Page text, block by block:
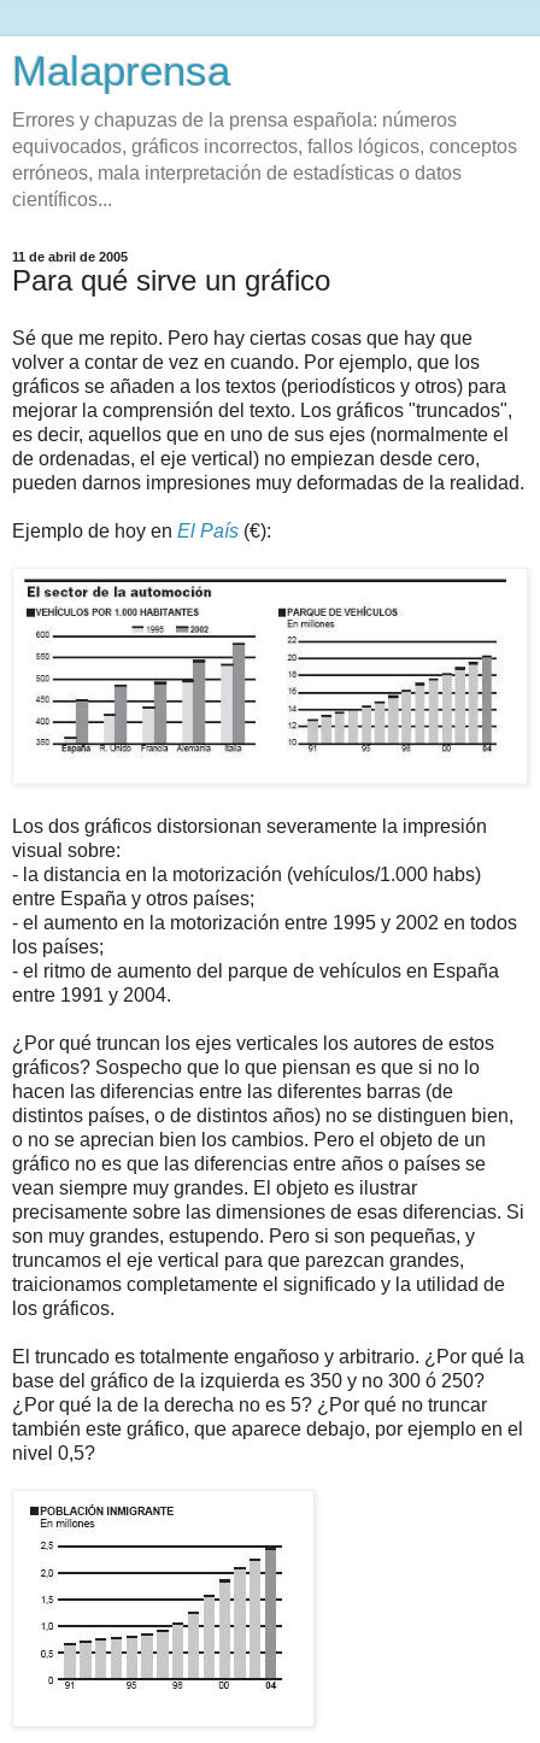
Malaprensa
Errores y chapuzas de la prensa española: números
equivocados, gráficos incorrectos, fallos lógicos, conceptos
erróneos, mala interpretación de estadísticas o datos
científicos...
11 de abril de 2005
Para qué sirve un gráfico
Sé que me repito. Pero hay ciertas cosas que hay que
volver a contar de vez en cuando. Por ejemplo, que los
gráficos se añaden a los textos (periodísticos y otros) para
mejorar la comprensión del texto. Los gráficos "truncados",
es decir, aquellos que en uno de sus ejes (normalmente el
de ordenadas, el eje vertical) no empiezan desde cero,
pueden darnos impresiones muy deformadas de la realidad.
Ejemplo de hoy en El País (€):
Los dos gráficos distorsionan severamente la impresión
visual sobre:
- la distancia en la motorización (vehículos/1.000 habs)
entre España y otros países;
- el aumento en la motorización entre 1995 y 2002 en todos
los países;
- el ritmo de aumento del parque de vehículos en España
entre 1991 y 2004.
¿Por qué truncan los ejes verticales los autores de estos
gráficos? Sospecho que lo que piensan es que si no lo
hacen las diferencias entre las diferentes barras (de
distintos países, o de distintos años) no se distinguen bien,
o no se aprecian bien los cambios. Pero el objeto de un
gráfico no es que las diferencias entre años o países se
vean siempre muy grandes. El objeto es ilustrar
precisamente sobre las dimensiones de esas diferencias. Si
son muy grandes, estupendo. Pero si son pequeñas, y
truncamos el eje vertical para que parezcan grandes,
traicionamos completamente el significado y la utilidad de
los gráficos.
El truncado es totalmente engañoso y arbitrario. ¿Por qué la
base del gráfico de la izquierda es 350 y no 300 ó 250?
¿Por qué la de la derecha no es 5? ¿Por qué no truncar
también este gráfico, que aparece debajo, por ejemplo en el
nivel 0,5?